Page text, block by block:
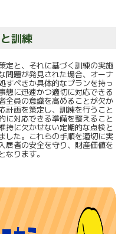
訓練
定と、それに基づく訓練の実施
問題が発見された場合、オーナ
すべきか具体的なプランを持っ
態に迅速かつ適切に対応できる
全員の意識を高めることが欠か
計画を策定し、訓練を行うこと
に対応できる準備を整えること
持に欠かせない定期的な点検と
した。これらの手順を適切に実
居者の安全を守り、財産価値を
ります。